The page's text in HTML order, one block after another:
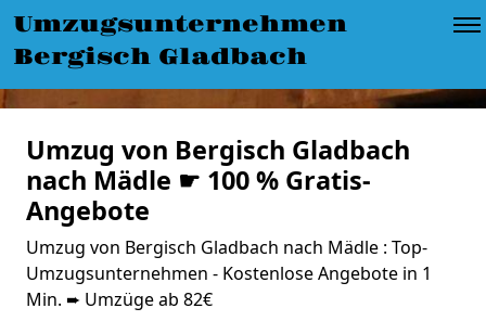
Umzugsunternehmen
Bergisch Gladbach
Umzug von Bergisch Gladbach
nach Mädle ☛ 100 % Gratis-
Angebote
Umzug von Bergisch Gladbach nach Mädle : Top-
Umzugsunternehmen - Kostenlose Angebote in 1
Min. ➨ Umzüge ab 82€